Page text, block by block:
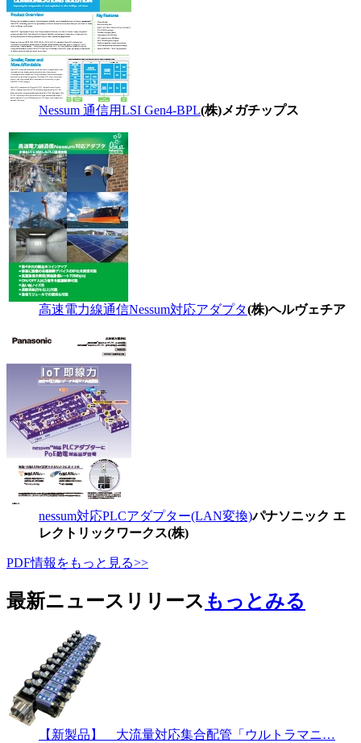
Nessum 通信用LSI Gen4-BPL(株)メガチップス
高速電力線通信Nessum対応アダプタ(株)ヘルヴェチア
nessum対応PLCアダプター(LAN変換)パナソニック エ
レクトリックワークス(株)
PDF情報をもっと見る>>
最新ニュースリリース もっとみる
【新製品】 大流量対応集合配管「ウルトラマニ…